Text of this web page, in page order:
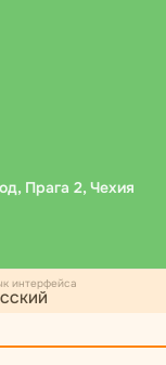
Прага 2, Чехия
интерфейса